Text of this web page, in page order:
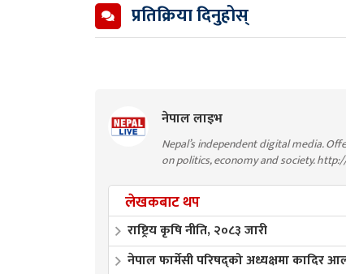
प्रतिक्रिया दिनुहोस्
नेपाल लाइभ
Nepal’s independent digital media.
on politics, economy and society.
लेखकबाट थप
राष्ट्रिय कृषि नीति, २०८३ जारी
नेपाल फार्मेसी परिषद्को अध्यक्षमा कादिर